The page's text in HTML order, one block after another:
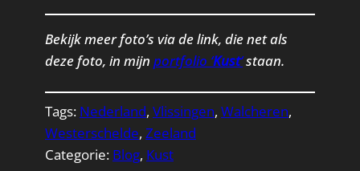
Bekijk meer foto’s via de link, die net als
deze foto, in mijn portfolio ‘Kust‘staan.
Tags: Nederland, Vlissingen, Walcheren
Westerschelde, Zeeland
Categorie: Blog, Kust